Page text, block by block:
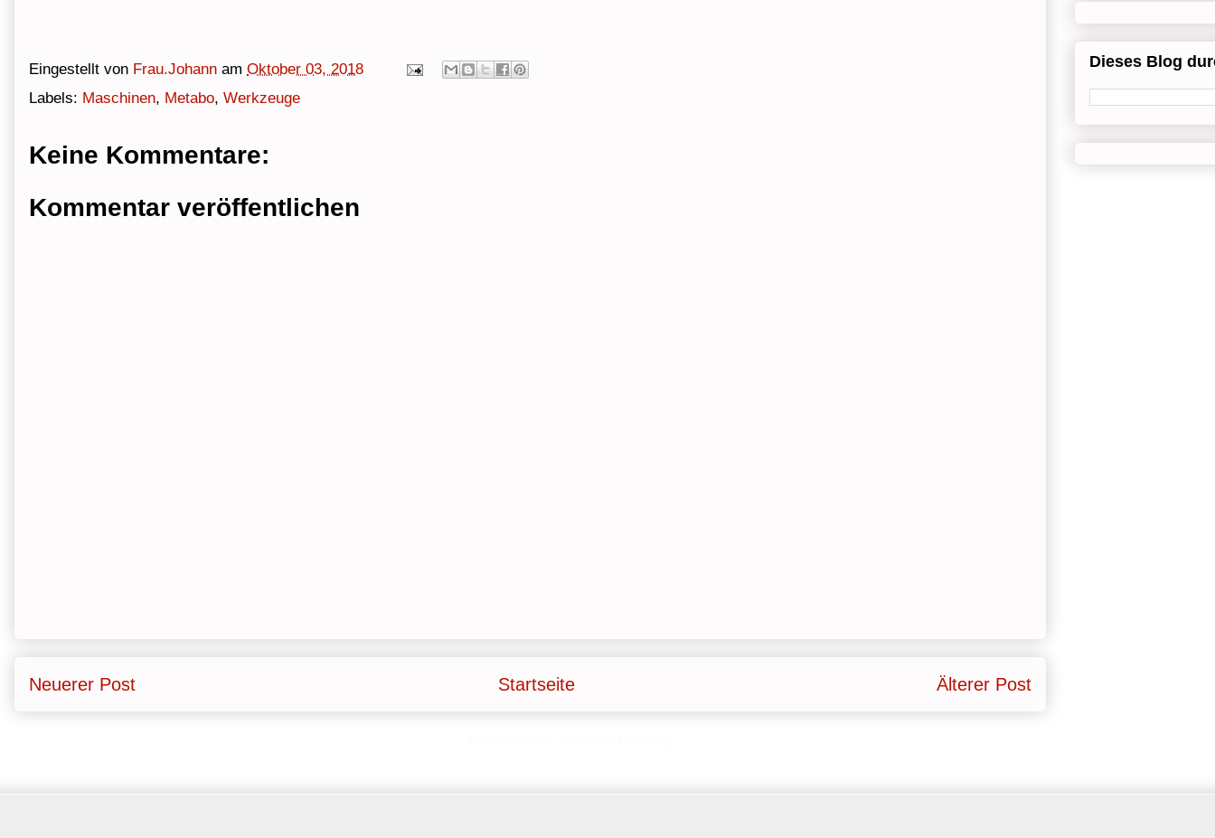
Eingestellt von Frau.Johann am Oktober 03, 2018
Labels: Maschinen, Metabo, Werkzeuge
Keine Kommentare:
Kommentar veröffentlichen
Neuerer Post Älterer Post
Startseite
Dieses Blog